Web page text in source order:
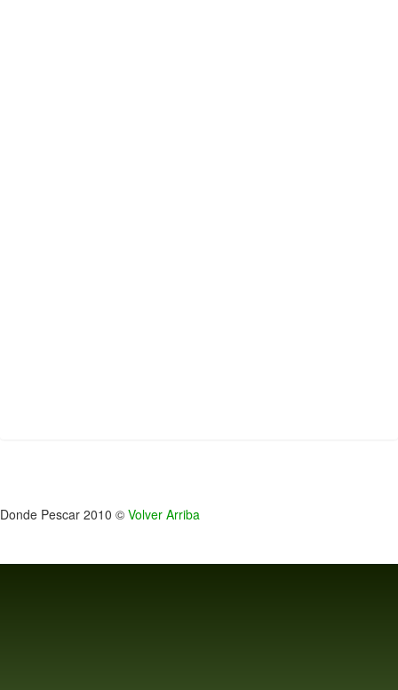
Donde Pescar 2010 © Volver Arriba